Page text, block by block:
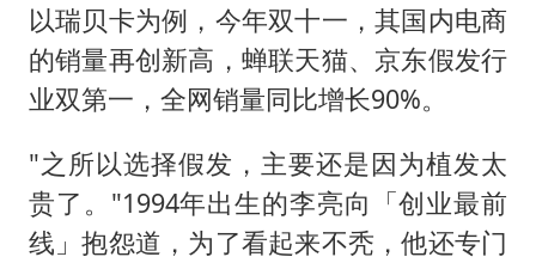
以瑞贝卡为例，今年双十一，其国内电商
的销量再创新高，蝉联天猫、京东假发行
业双第一，全网销量同比增长90%。
"之所以选择假发，主要还是因为植发太
贵了。"1994年出生的李亮向「创业最前
线」抱怨道，为了看起来不秃，他还专门